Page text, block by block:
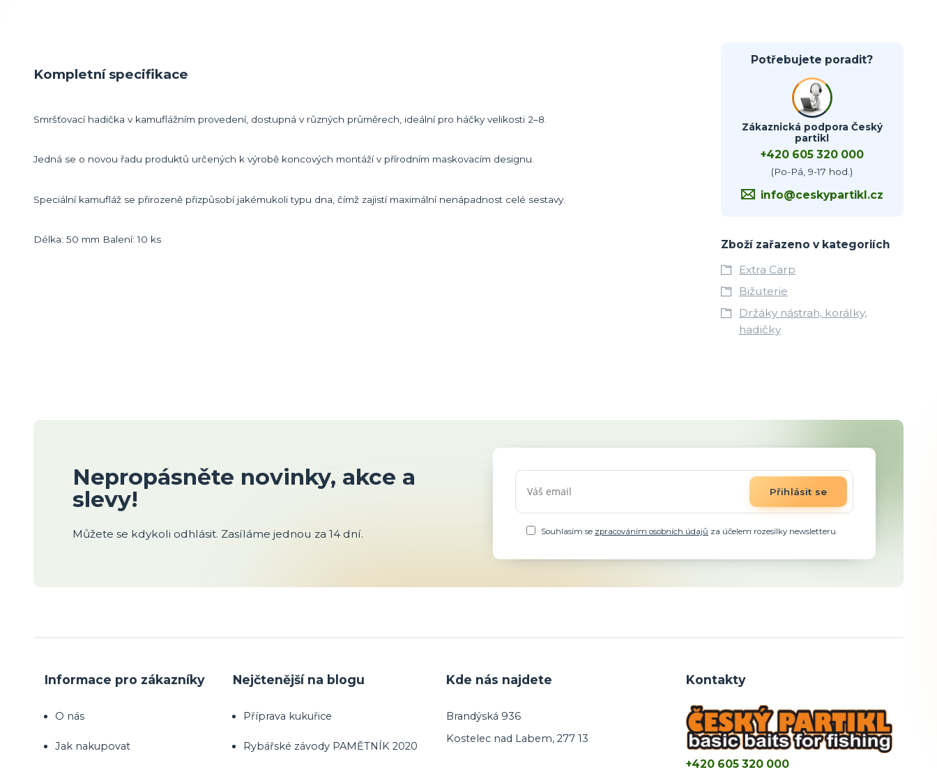
Kompletní specifikace
Smršťovací hadička v kamuflážním provedení, dostupná v různých průměrech, ideální pro háčky velikosti 2–8.
Jedná se o novou řadu produktů určených k výrobě koncových montáží v přírodním maskovacím designu.
Speciální kamufláž se přirozeně přizpůsobí jakémukoli typu dna, čímž zajistí maximální nenápadnost celé sestavy.
Délka: 50 mm Balení: 10 ks
Potřebujete poradit?
Zákaznická podpora Český
partikl
+420 605 320 000
(Po-Pá, 9-17 hod.)
info@ceskypartikl.cz
Zboží zařazeno v kategoriích
Extra Carp
Bižuterie
Držáky nástrah, korálky,
hadičky
Nepropásněte novinky, akce a
slevy!
Můžete se kdykoli odhlásit. Zasíláme jednou za 14 dní.
Přihlásit se
Souhlasím se zpracováním osobních údajů za účelem rozesílky newsletteru.
Informace pro zákazníky
O nás
Jak nakupovat
Nejčtenější na blogu
Příprava kukuřice
Rybářské závody PAMĚTNÍK 2020
Kde nás najdete
Brandýská 936
Kostelec nad Labem, 277 13
Kontakty
+420 605 320 000